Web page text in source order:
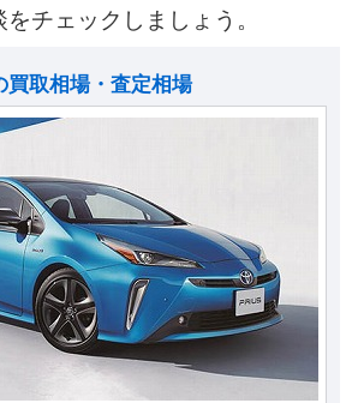
チェックしましょう。
買取相場・査定相場